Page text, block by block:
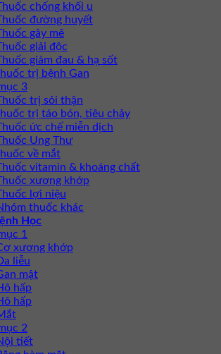
chống khối u
đường huyết
gây mê
giải độc
giảm đau & hạ sốt
trị bệnh Gan
3
trị sỏi thận
trị táo bón, tiêu chảy
ức chế miễn dịch
Ung Thư
về mắt
vitamin & khoáng chất
xương khớp
lợi niệu
thuốc khác
Học
1
xương khớp
liễu
mật
hấp
hấp
2
tiết